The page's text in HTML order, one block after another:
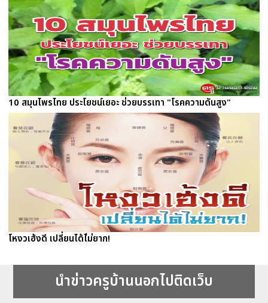
10 สมุนไพรไทย ประโยชน์เยอะ ช่วยบรรเทา "โรคความดันสูง"
โหงวเฮ้งดี เปลี่ยนได้ไ่ม่ยาก!
นำข่าวครูบ้านนอกไปติดเว็บ